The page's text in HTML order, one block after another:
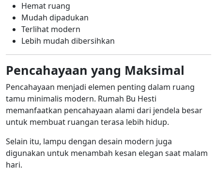
Hemat ruang
Mudah dipadukan
Terlihat modern
Lebih mudah dibersihkan
Pencahayaan yang Maksimal
Pencahayaan menjadi elemen penting dalam ruang
tamu minimalis modern. Rumah Bu Hesti
memanfaatkan pencahayaan alami dari jendela besar
untuk membuat ruangan terasa lebih hidup.
Selain itu, lampu dengan desain modern juga
digunakan untuk menambah kesan elegan saat malam
hari.